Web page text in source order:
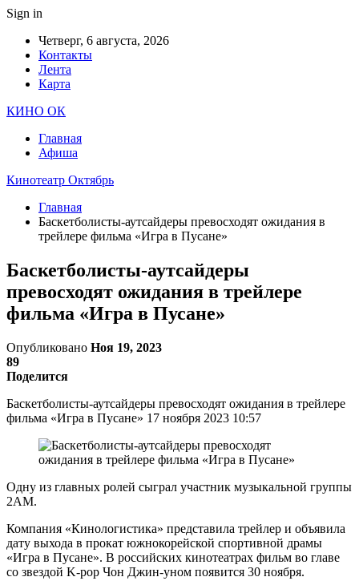
Sign in
Четверг, 6 августа, 2026
Контакты
Лента
Карта
КИНО ОК
Главная
Афиша
Кинотеатр Октябрь
Главная
Баскетболисты-аутсайдеры превосходят ожидания в
трейлере фильма «Игра в Пусане»
Баскетболисты-аутсайдеры
превосходят ожидания в трейлере
фильма «Игра в Пусане»
Опубликовано Ноя 19, 2023
89
Поделится
Баскетболисты-аутсайдеры превосходят ожидания в трейлере
фильма «Игра в Пусане» 17 ноября 2023 10:57
Одну из главных ролей сыграл участник музыкальной группы
2AM.
Компания «Кинологистика» представила трейлер и объявила
дату выхода в прокат южнокорейской спортивной драмы
«Игра в Пусане». В российских кинотеатрах фильм во главе
со звездой K-pop Чон Джин-уном появится 30 ноября.